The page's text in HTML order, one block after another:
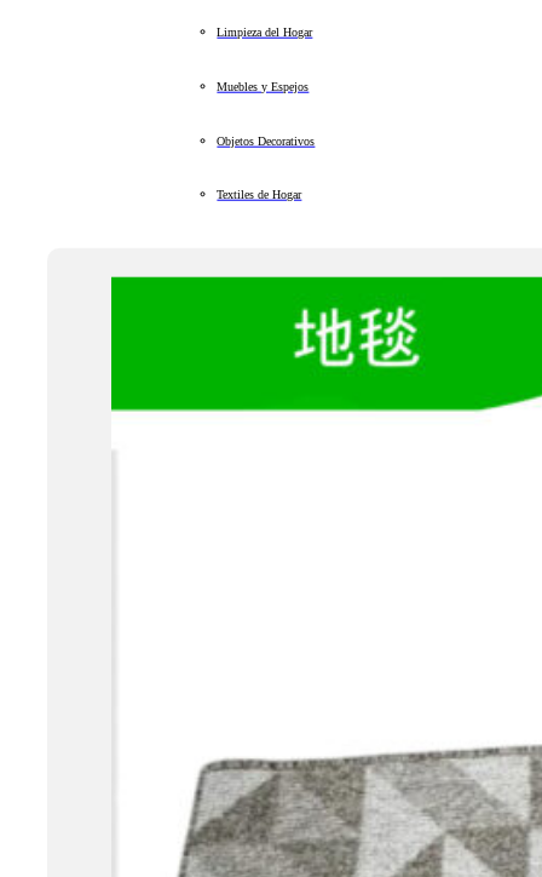
Limpieza del Hogar
Muebles y Espejos
Objetos Decorativos
Textiles de Hogar